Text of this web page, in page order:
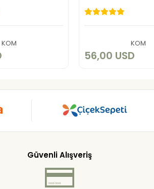
KOM
Add to cart KOM
56,00 USD
Add to
Güvenli Alışveriş